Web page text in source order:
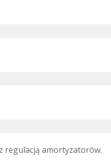
regulacją amortyzatorów.